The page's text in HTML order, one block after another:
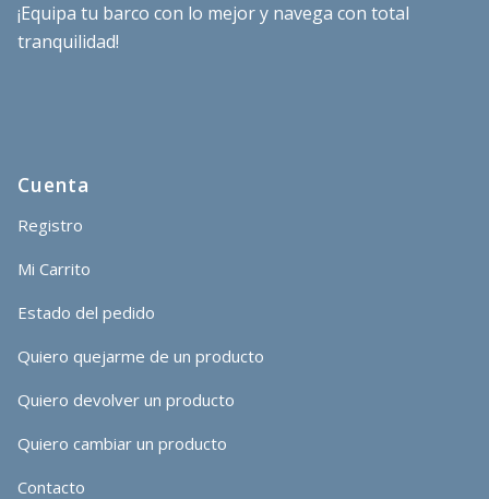
¡Equipa tu barco con lo mejor y navega con total
tranquilidad!
Cuenta
Registro
Mi Carrito
Estado del pedido
Quiero quejarme de un producto
Quiero devolver un producto
Quiero cambiar un producto
Contacto